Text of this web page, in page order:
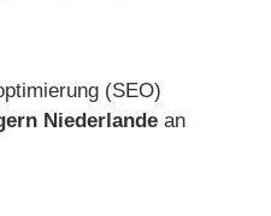
(SEO)
Niederlande an